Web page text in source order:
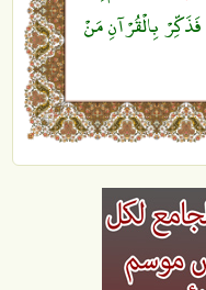
بِالْقُرْآنِ مَنْ